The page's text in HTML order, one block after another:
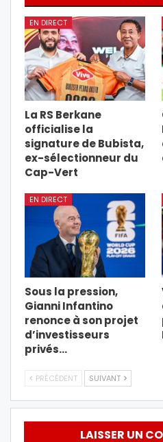
EN DIRECT
La RS Berkane
officialise la
signature de Bubista,
ex-sélectionneur du
Cap-Vert
EN DIRECT
Sous la pression,
Gianni Infantino
renonce à son projet
d’investisseurs
privés…
PRÉCÉDENT SUIVANT
LAISSER UN